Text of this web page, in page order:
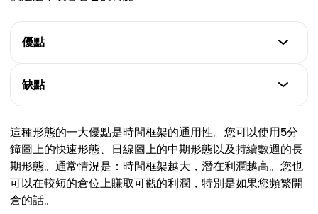
優點
特點
清晰的進場和出場點：
適用於不同時間框架：
在5分鐘圖和日線圖上都有效。
確認性強：
一旦形態得到確認，它能可靠地指示價格運動方向。
可通過指標確認：
缺點
假突破：
價格可能突破頸線，但由於缺乏確認（成交量、突破）
而回落。
形成緩慢：
在較高的時間框架上，可能需要數天或數週。
這種形態的一大優點是時間框架的通用性。您可以使用5分
鐘圖上的快速形態、日線圖上的中期形態以及持續數週的長
期形態。通常情況是：時間框架越大，潛在利潤越高。您也
可以在較短的倉位上賺取可觀的利潤，特別是如果您頻繁開
倉的話。